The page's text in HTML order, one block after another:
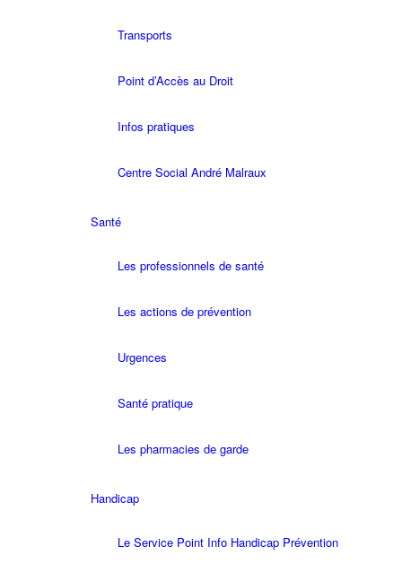
Transports
Point d’Accès au Droit
Infos pratiques
Centre Social André Malraux
Santé
Les professionnels de santé
Les actions de prévention
Urgences
Santé pratique
Les pharmacies de garde
Handicap
Le Service Point Info Handicap Prévention